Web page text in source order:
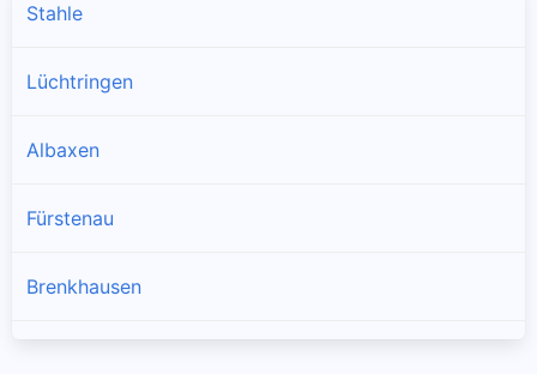
Stahle
Lüchtringen
Albaxen
Fürstenau
Brenkhausen